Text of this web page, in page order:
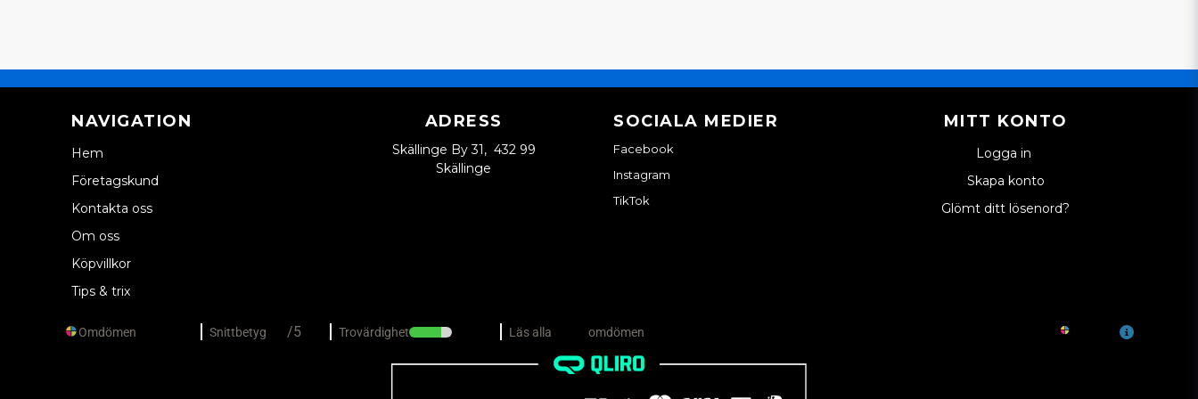
NAVIGATION
Hem
Företagskund
Kontakta oss
Om oss
Köpvillkor
Tips & trix
ADRESS
Skällinge By 31, 432 99
Skällinge
SOCIALA MEDIER
Facebook
Instagram
TikTok
MITT KONTO
Logga in
Skapa konto
Glömt ditt lösenord?